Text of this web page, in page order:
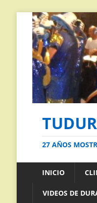
27 AÑOS
INICIO
VIDEOS DE